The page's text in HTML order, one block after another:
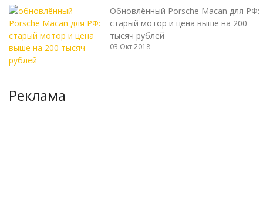
Обновлённый Porsche Macan для РФ:
старый мотор и цена выше на 200
тысяч рублей
03 Окт 2018
Реклама